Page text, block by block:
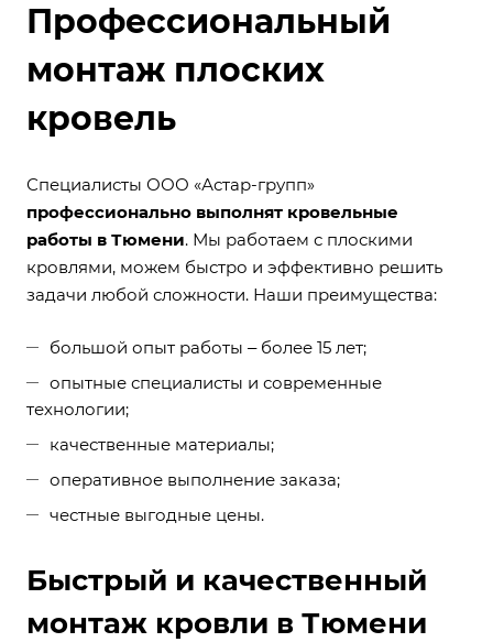
Профессиональный
монтаж плоских
кровель
Специалисты ООО «Астар-групп»
профессионально выполнят кровельные
работы в Тюмени. Мы работаем с плоскими
кровлями, можем быстро и эффективно решить
задачи любой сложности. Наши преимущества:
большой опыт работы ‒ более 15 лет;
опытные специалисты и современные
технологии;
качественные материалы;
оперативное выполнение заказа;
честные выгодные цены.
Быстрый и качественный
монтаж кровли в Тюмени